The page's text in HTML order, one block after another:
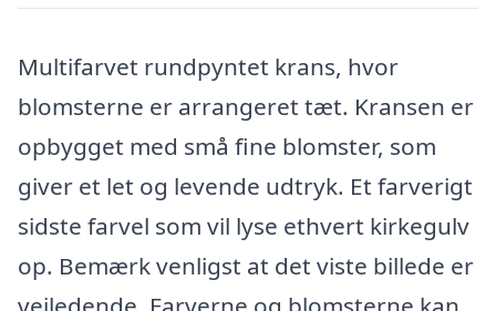
Multifarvet rundpyntet krans, hvor
blomsterne er arrangeret tæt. Kransen er
opbygget med små fine blomster, som
giver et let og levende udtryk. Et farverigt
sidste farvel som vil lyse ethvert kirkegulv
op. Bemærk venligst at det viste billede er